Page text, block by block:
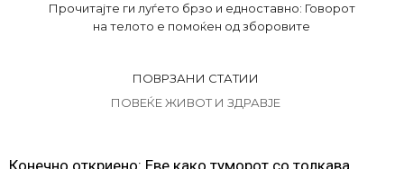
Прочитајте ги луѓето брзо и едноставно: Говорот
на телото е помоќен од зборовите
ПОВРЗАНИ СТАТИИ
ПОВЕЌЕ ЖИВОТ И ЗДРАВЈЕ
Конечно откриено: Еве како туморот со толкава